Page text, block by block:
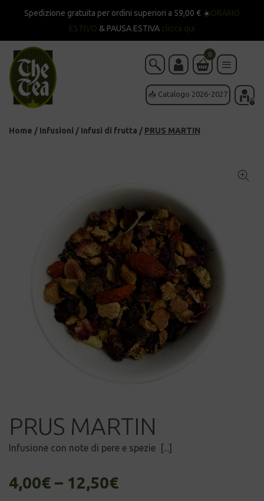
Spedizione gratuita per ordini superiori a 59,00 € ☀️ORARIO
ESTIVO & PAUSA ESTIVA clicca qui
📥 Catalogo 2026-2027
0
Home / Infusioni / Infusi di frutta / PRUS MARTIN
PRUS MARTIN
Infusione con note di pere e spezie [...]
4,00€ – 12,50€